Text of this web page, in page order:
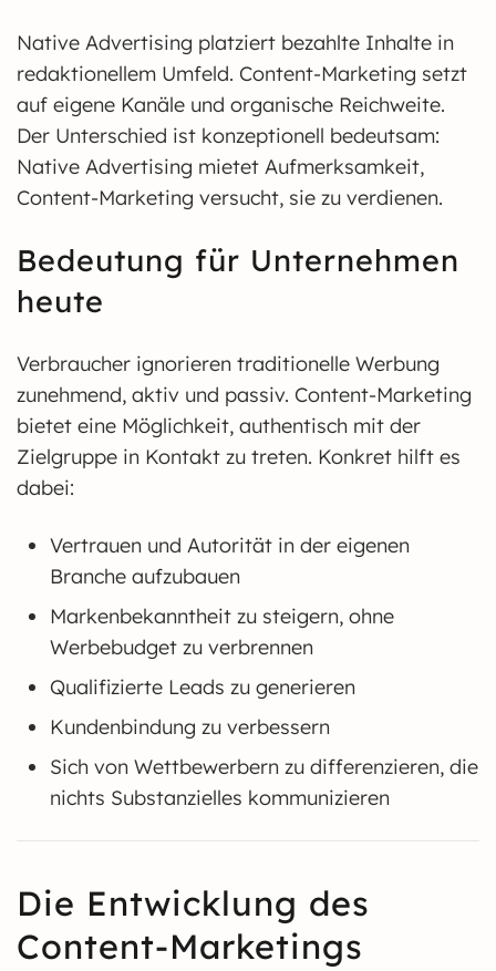
Native Advertising platziert bezahlte Inhalte in
redaktionellem Umfeld. Content-Marketing setzt
auf eigene Kanäle und organische Reichweite.
Der Unterschied ist konzeptionell bedeutsam:
Native Advertising mietet Aufmerksamkeit,
Content-Marketing versucht, sie zu verdienen.
Bedeutung für Unternehmen
heute
Verbraucher ignorieren traditionelle Werbung
zunehmend, aktiv und passiv. Content-Marketing
bietet eine Möglichkeit, authentisch mit der
Zielgruppe in Kontakt zu treten. Konkret hilft es
dabei:
Vertrauen und Autorität in der eigenen
Branche aufzubauen
Markenbekanntheit zu steigern, ohne
Werbebudget zu verbrennen
Qualifizierte Leads zu generieren
Kundenbindung zu verbessern
Sich von Wettbewerbern zu differenzieren, die
nichts Substanzielles kommunizieren
Die Entwicklung des
Content-Marketings